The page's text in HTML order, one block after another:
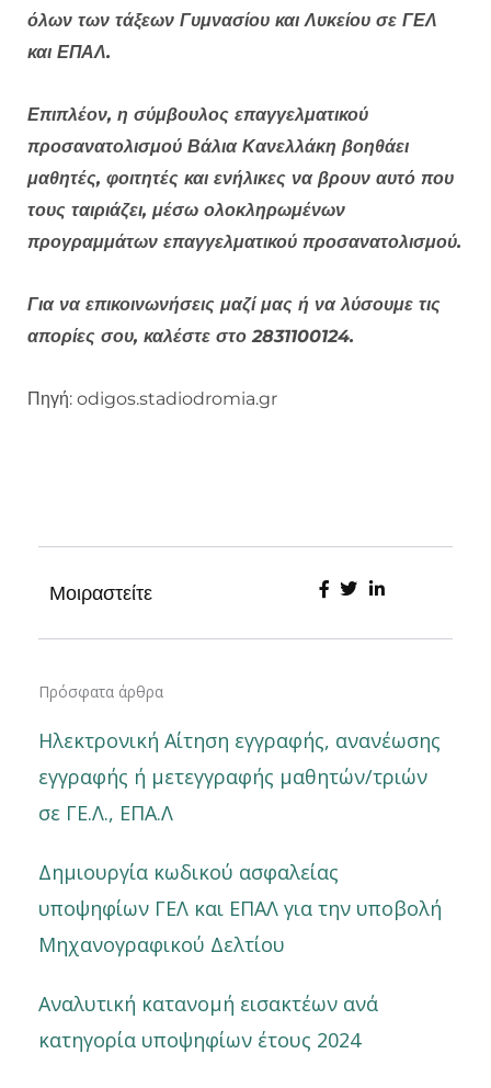
όλων των τάξεων Γυμνασίου και Λυκείου σε ΓΕΛ
και ΕΠΑΛ.
Επιπλέον, η σύμβουλος επαγγελματικού
προσανατολισμού Βάλια Κανελλάκη βοηθάει
μαθητές, φοιτητές και ενήλικες να βρουν αυτό που
τους ταιριάζει, μέσω ολοκληρωμένων
προγραμμάτων επαγγελματικού προσανατολισμού.
Για να επικοινωνήσεις μαζί μας ή να λύσουμε τις
απορίες σου, καλέστε στο 2831100124.
Πηγή: odigos.stadiodromia.gr
Μοιραστείτε
Πρόσφατα άρθρα
Ηλεκτρονική Αίτηση εγγραφής, ανανέωσης
εγγραφής ή μετεγγραφής μαθητών/τριών
σε ΓΕ.Λ., ΕΠΑ.Λ
Δημιουργία κωδικού ασφαλείας
υποψηφίων ΓΕΛ και ΕΠΑΛ για την υποβολή
Μηχανογραφικού Δελτίου
Αναλυτική κατανομή εισακτέων ανά
κατηγορία υποψηφίων έτους 2024